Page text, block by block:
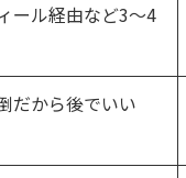
ール経由など3〜4
だから後でいい